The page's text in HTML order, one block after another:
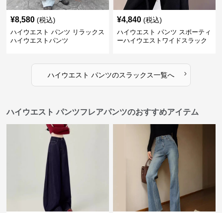
¥8,580 (税込)
ハイウエスト パンツ リラックス
ハイウエストパンツ
¥4,840 (税込)
ハイウエスト パンツ スポーティ
ーハイウエストワイドスラック
ハイウエスト パンツのスラックス一覧へ ›
ハイウエスト パンツフレアパンツのおすすめアイテム